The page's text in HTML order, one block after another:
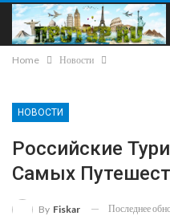
Home Новости
НОВОСТИ
Российские
Самых
By Fiskar Последнее